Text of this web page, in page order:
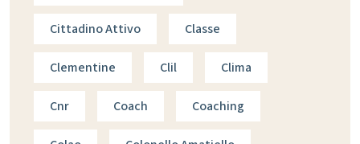
Cittadino Attivo Classe
Clementine Clil Clima
Cnr Coach Coaching